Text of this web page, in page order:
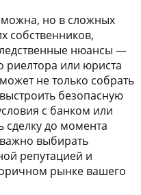
но в сложных
собственников,
нюансы —
или юриста
не только собрать
безопасную
с банком или
сделку до момента
выбирать
репутацией и
рынке вашего